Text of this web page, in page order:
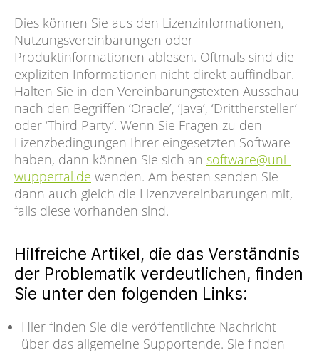
Dies können Sie aus den Lizenzinformationen,
Nutzungsvereinbarungen oder
Produktinformationen ablesen. Oftmals sind die
expliziten Informationen nicht direkt auffindbar.
Halten Sie in den Vereinbarungstexten Ausschau
nach den Begriffen ‘Oracle’, ‘Java’, ‘Dritthersteller’
oder ‘Third Party’. Wenn Sie Fragen zu den
Lizenzbedingungen Ihrer eingesetzten Software
haben, dann können Sie sich an software@uni-
wuppertal.de wenden. Am besten senden Sie
dann auch gleich die Lizenzvereinbarungen mit,
falls diese vorhanden sind.
Hilfreiche Artikel, die das Verständnis
der Problematik verdeutlichen, finden
Sie unter den folgenden Links:
Hier finden Sie die veröffentlichte Nachricht
über das allgemeine Supportende. Sie finden